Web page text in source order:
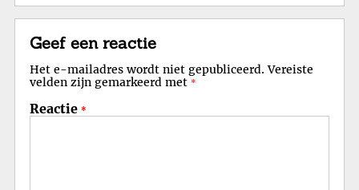
Geef een reactie
Het e-mailadres wordt niet gepubliceerd. Vereiste
velden zijn gemarkeerd met *
Reactie *